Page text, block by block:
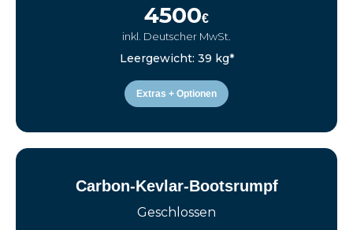
4500€
inkl. Deutscher MwSt.
Leergewicht: 39 kg*
Extras + Optionen
Carbon-Kevlar-Bootsrumpf
Geschlossen